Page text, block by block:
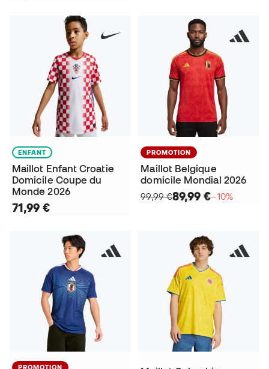
ENFANT
Maillot Enfant Croatie
Domicile Coupe du
Monde 2026
71,99 €
PROMOTION
Maillot Belgique
domicile Mondial 2026
99,99 €89,99 €−10%
PROMOTION